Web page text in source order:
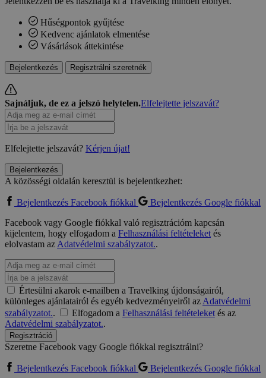
Hűségpontok gyűjtése
Kedvenc ajánlatok elmentése
Vásárlások áttekintése
Bejelentkezés Regisztrálni szeretnék
Sajnáljuk, de ez a jelszó helytelen.Elfelejtette jelszavát?
Elfelejtette jelszavát? Kérjen újat!
Bejelentkezés
A közösségi oldalán keresztül is bejelentkezhet:
Bejelentkezés Facebook fiókkal
Bejelentkezés Google fiókkal
Facebook vagy Google fiókkal való regisztrációm kapcsán
kijelentem, hogy elfogadom a Felhasználási feltételeketés
elolvastam azAdatvédelmi szabályzatot..
Értesülni akarok e-mailben a Travelking újdonságairól,
különleges ajánlatairól és egyéb kedvezményeiről azAdatvédelmi
szabályzatot.. Elfogadom a Felhasználási feltételeketés az
Adatvédelmi szabályzatot..
Regisztráció
Szeretne Facebook vagy Google fiókkal regisztrálni?
Bejelentkezés Facebook fiókkal
Bejelentkezés Google fiókkal